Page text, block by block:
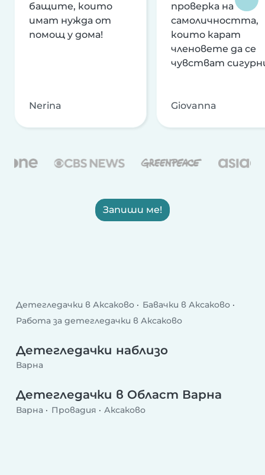
бащите, които
имат нужда от
помощ у дома!
Nerina
проверка на
самоличността,
които карат
членовете да се
чувстват
Giovanna
Запиши ме!
Детегледачки в Аксаково
Бавачки в Аксаково
Работа за детегледачки в Аксаково
Детегледачки наблизо
Варна
Детегледачки в Област Варна
Варна Провадия Аксаково